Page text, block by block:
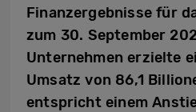
Finanzergebnisse für
zum 30. September
Unternehmen erzielte
Umsatz von 86,1
entspricht einem